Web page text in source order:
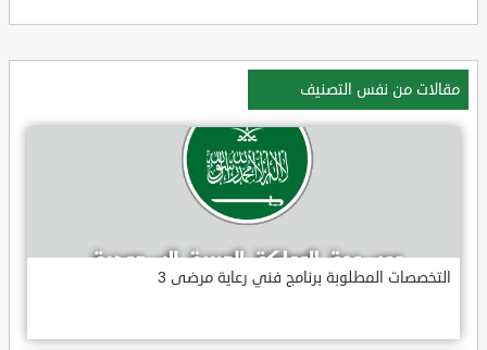
مقالات من نفس التصنيف
التخصصات المطلوبة برنامج فني رعاية مرضى 3